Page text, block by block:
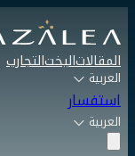
المقالاتاليختالتجارب
العربية
استفسار
العربية